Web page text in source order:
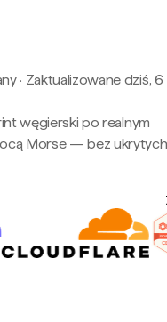
· Zaktualizowane dziś, 6
węgierski po realnym
Morse — bez ukrytych